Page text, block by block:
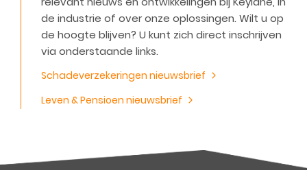
de industrie of over onze oplossingen. Wilt u op
de hoogte blijven? U kunt zich direct inschrijven
via onderstaande links.
Schadeverzekeringen nieuwsbrief
Leven & Pensioen nieuwsbrief